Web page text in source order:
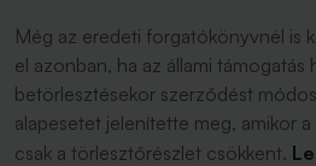
Még az eredeti forgatókönyvnél is
el azonban, ha az állami támogatás
betörlesztésekor szerződést
alapesetet jelenítette meg, amikor
csak a törlesztőrészlet csökkent.